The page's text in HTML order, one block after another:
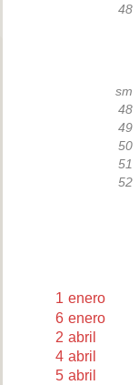
48
sm
48
49
50
51
52
1 enero
6 enero
2 abril
4 abril
5 abril